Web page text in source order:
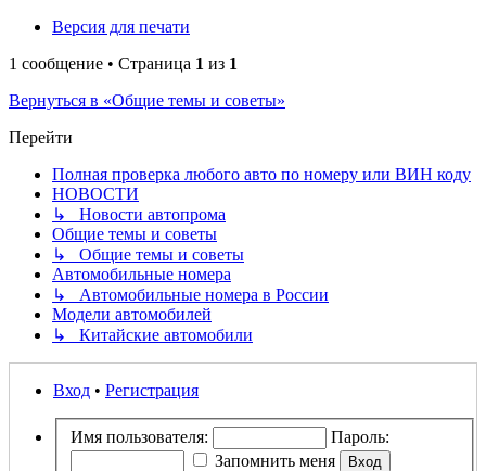
Версия для печати
1 сообщение • Страница 1 из 1
Вернуться в «Общие темы и советы»
Перейти
Полная проверка любого авто по номеру или ВИН коду
НОВОСТИ
↳ Новости автопрома
Общие темы и советы
↳ Общие темы и советы
Автомобильные номера
↳ Автомобильные номера в России
Модели автомобилей
↳ Китайские автомобили
Вход • Регистрация
Имя пользователя:
Пароль:
Запомнить меня